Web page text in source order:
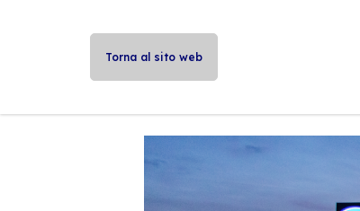
Torna al sito web